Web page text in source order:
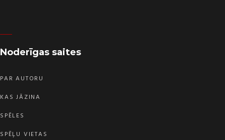
Noderīgas saites
PAR AUTORU
KAS JĀZINA
SPĒLES
SPĒĻU VIETAS